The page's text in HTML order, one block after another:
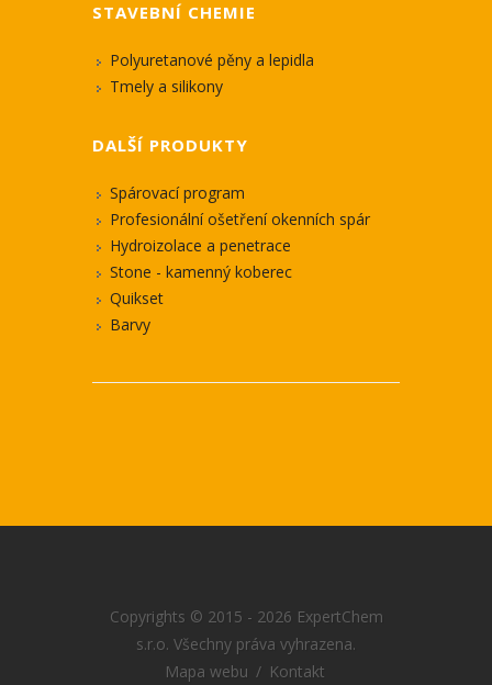
STAVEBNÍ CHEMIE
Polyuretanové pěny a lepidla
Tmely a silikony
DALŠÍ PRODUKTY
Spárovací program
Profesionální ošetření okenních spár
Hydroizolace a penetrace
Stone - kamenný koberec
Quikset
Barvy
Copyrights © 2015 - 2026 ExpertChem
s.r.o. Všechny práva vyhrazena.
Mapa webu / Kontakt